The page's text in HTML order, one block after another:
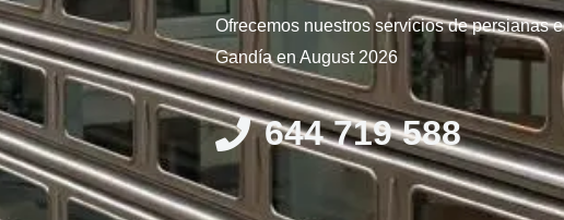
Ofrecemos nuestros servicios de persianas
Gandía en August 2026
644 719 588